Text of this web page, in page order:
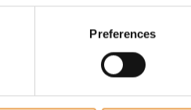
Preferences
Links im Newsletter
aus dem Verteiler,
E-Mails von uns
die erneute
die sich aus Ihrer